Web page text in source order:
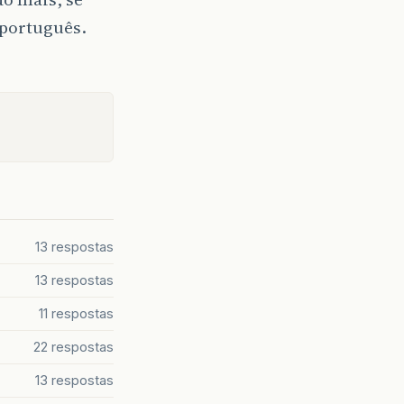
13 respostas
13 respostas
11 respostas
22 respostas
13 respostas